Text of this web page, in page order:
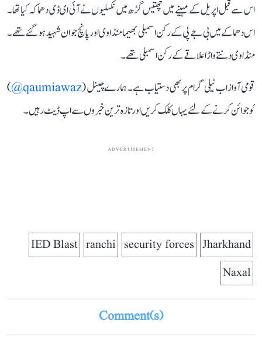
اس سے قبل اپریل کے مہینے میں چھتیس گڑھ میں نکسلیوں نے آئی ای ڈی دھماکہ کیا تھا۔
اس دھماکے میں بی جے پی کے رکن اسمبلی بھیما منڈاوی اور پانچ جوان شہید ہو گئے تھے۔
منڈاوی دنتے واڑا علاقے کے رکن اسمبلی تھے۔
قومی آواز اب ٹیلی گرام پر بھی دستیاب ہے۔ ہمارے چینل (qaumiawaz@
)
کو جوائن کرنے کے لئے یہاں کلک کریں اور تازہ ترین خبروں سے اپ ڈیٹ رہیں۔
ADVERTISEMENT
Jharkhand
security forces
ranchi
IED Blast
Naxal
Comment(s)